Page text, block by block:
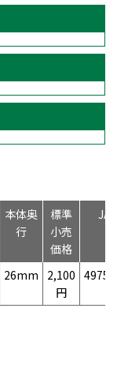
本体奥
行
標準
小売
価格
26mm
2,100
円